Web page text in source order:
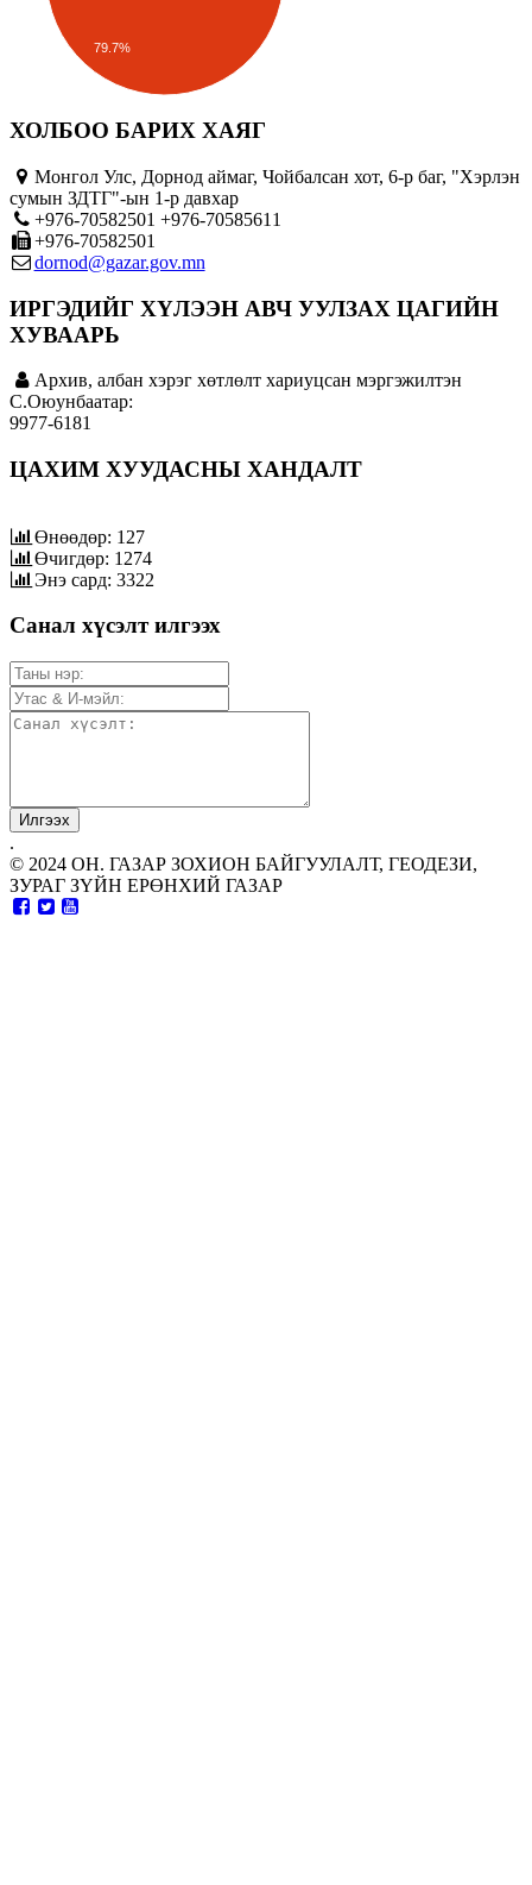
79.7%
ХОЛБОО БАРИХ ХАЯГ
Монгол Улс, Дорнод аймаг, Чойбалсан хот, 6-р баг, "Хэрлэн
сумын ЗДТГ"-ын 1-р давхар
+976-70582501 +976-70585611
+976-70582501
dornod@gazar.gov.mn
ИРГЭДИЙГ ХҮЛЭЭН АВЧ УУЛЗАХ ЦАГИЙН
ХУВААРЬ
Архив, албан хэрэг хөтлөлт хариуцсан мэргэжилтэн
C.Оюунбаатар:
9977-6181
ЦАХИМ ХУУДАСНЫ ХАНДАЛТ
Өнөөдөр: 127
Өчигдөр: 1274
Энэ сард: 3322
Санал хүсэлт илгээх
.
© 2024 ОН. ГАЗАР ЗОХИОН БАЙГУУЛАЛТ, ГЕОДЕЗИ,
ЗУРАГ ЗҮЙН ЕРӨНХИЙ ГАЗАР